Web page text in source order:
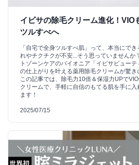
イビサの除毛クリーム進化！VIO
ツルすべへ
「自宅で全身ツルすべ肌」って、本当にで
れやチクチクが不安...そう思っていませんか
トゾーンケアのパイオニア「イビサビュー
の仕上がりを叶える薬用除毛クリームが驚き
この記事では、除毛力10倍＆保湿力UPで
クリームで、手軽に自信のもてる肌を手に入
ます！
2025/07/15